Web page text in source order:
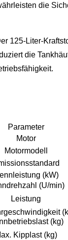
die
125-Liter-
die
Parameter
Motor
Motormodell
(kW)
(U/min)
Leistung
(kg)
Kipplast (kg)